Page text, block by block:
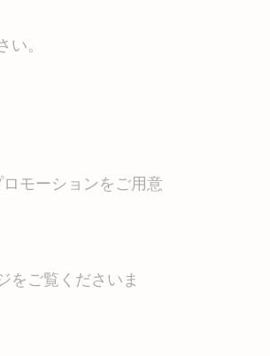
。
モーションをご用意
をご覧くださいま